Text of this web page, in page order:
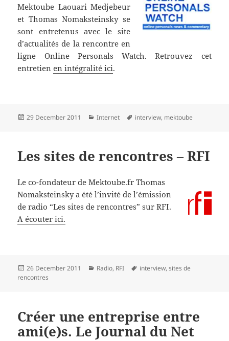
Mektoube Laouari Medjebeur
et Thomas Nomaksteinsky se
sont entretenus avec le site
d’actualités de la rencontre en
ligne Online Personals Watch. Retrouvez cet
entretienen intégralité ici.
Posted
29 December 2011 Categories
Internet Tags
interview, mektoube
Les sites de rencontres – RFI
Le co-fondateur de Mektoube.fr Thomas
Nomaksteinsky a été l’invitéde l’émission
de radio “Les sites de rencontres” sur RFI.
A écouter ici.
Posted
on
26 December 2011 Categories
Radio, RFI Tags
interview,sites de
rencontres
Créer une entreprise entre
ami(e)s. Le Journal du Net